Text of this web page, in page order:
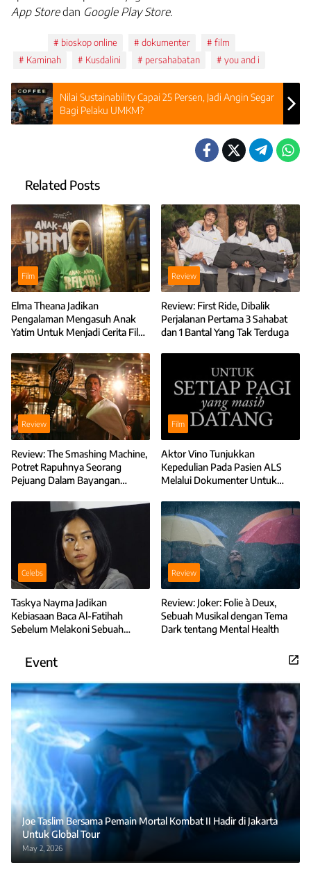
App Storedan Google Play Store.
bioskop online dokumenter
film
Kaminah
Kusdalini persahabatan you and i
Nilai Sustainability Capai 25 Persen, Jadi Angin Segar
Bagi Pelaku UMKM?
Related Posts
Film
Elma Theana Jadikan
Pengalaman Mengasuh Anak
Yatim Untuk Menjadi Cerita Film
Review
Review: First Ride, Dibalik
Perjalanan Pertama 3 Sahabat
dan 1 Bantal Yang Tak Terduga
Review
Review: The Smashing Machine,
Potret Rapuhnya Seorang
Pejuang Dalam Bayangan
Film
Aktor Vino Tunjukkan
Kepedulian Pada Pasien ALS
Melalui Dokumenter Untuk
Celebs
Taskya Nayma Jadikan
Kebiasaan Baca Al-Fatihah
Sebelum Melakoni Sebuah
Review
Review: Joker: Folie à Deux,
Sebuah Musikal dengan Tema
Dark tentang Mental Health
Event
Joe Taslim Bersama Pemain Mortal Kombat II Hadir di Jakarta
Untuk Global Tour
May 2, 2026